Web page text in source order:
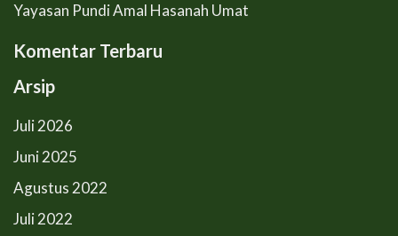
Yayasan Pundi Amal Hasanah Umat
Komentar Terbaru
Arsip
Juli 2026
Juni 2025
Agustus 2022
Juli 2022